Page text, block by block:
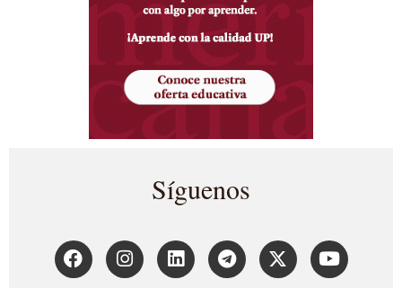
Síguenos